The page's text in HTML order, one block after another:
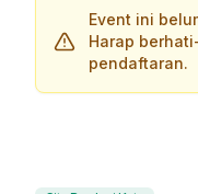
Event ini
Harap
pendaftaran.